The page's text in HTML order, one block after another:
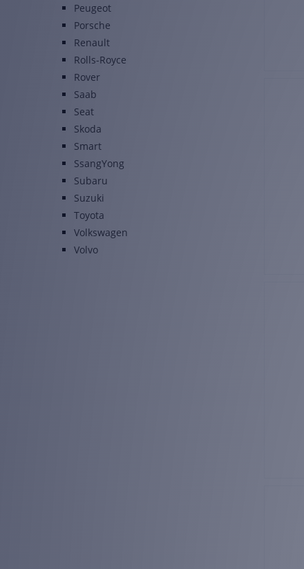
Peugeot
Porsche
Renault
Rolls-Royce
Rover
Saab
Seat
Skoda
Smart
SsangYong
Subaru
Suzuki
Toyota
Volkswagen
Volvo